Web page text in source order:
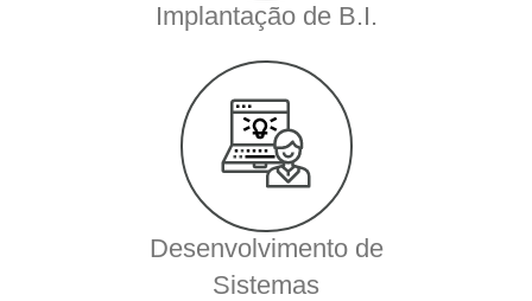
Implantação de B.I.
Desenvolvimento de
Sistemas